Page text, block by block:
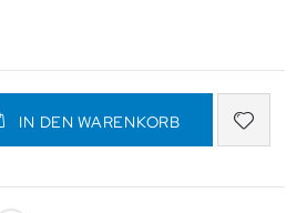
IN DEN WARENKORB